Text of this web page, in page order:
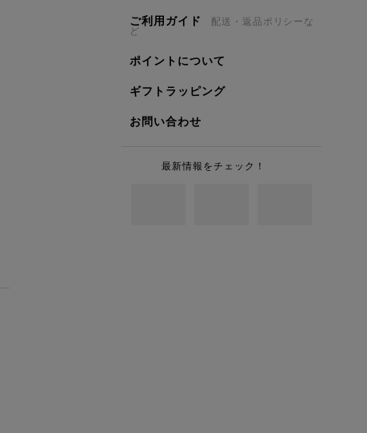
ご利用ガイド 配送・返品ポリシーな
ど
ポイントについて
ギフトラッピング
お問い合わせ
最新情報をチェック！